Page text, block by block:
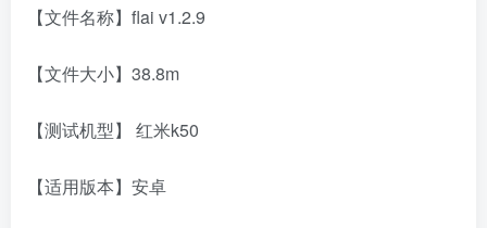
【文件名称】flai v1.2.9
【文件大小】38.8m
【测试机型】 红米k50
【适用版本】安卓